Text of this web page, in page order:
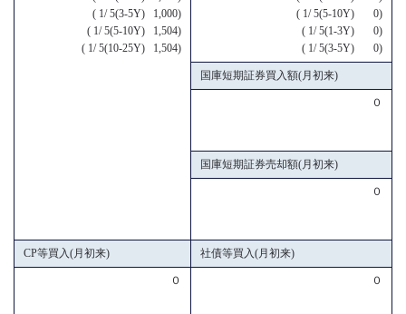
( 1/ 5(3-5Y) 1,000)
( 1/ 5(5-10Y) 1,504)
( 1/ 5(10-25Y) 1,504)
( 1/ 5(5-10Y) 0)
( 1/ 5(1-3Y) 0)
( 1/ 5(3-5Y) 0)
国庫短期証券買入額(月初来)
０
国庫短期証券売却額(月初来)
０
CP等買入(月初来) 社債等買入(月初来)
０ ０